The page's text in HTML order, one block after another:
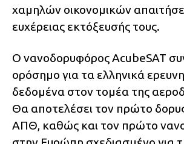
χαμηλών οικονομικών
ευχέρειας εκτόξευσής τους.
Ο νανοδορυφόρος AcubeSAT
ορόσημο για τα ελληνικά
δεδομένα στον τομέα της
Θα αποτελέσει τον πρώτο
ΑΠΘ, καθώς και τον πρώτο